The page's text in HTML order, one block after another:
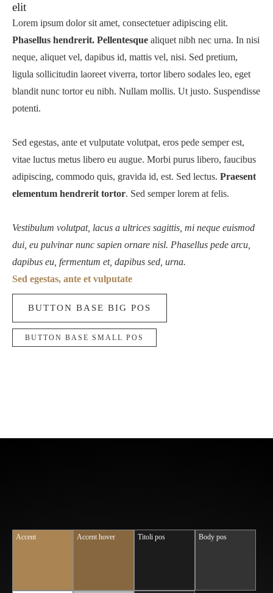
elit
Lorem ipsum dolor sit amet, consectetuer adipiscing elit.
Phasellus hendrerit. Pellentesque aliquet nibh nec urna. In nisi
neque, aliquet vel, dapibus id, mattis vel, nisi. Sed pretium,
ligula sollicitudin laoreet viverra, tortor libero sodales leo, eget
blandit nunc tortor eu nibh. Nullam mollis. Ut justo. Suspendisse
potenti.
Sed egestas, ante et vulputate volutpat, eros pede semper est,
vitae luctus metus libero eu augue. Morbi purus libero, faucibus
adipiscing, commodo quis, gravida id, est. Sed lectus. Praesent
elementum hendrerit tortor. Sed semper lorem at felis.
Vestibulum volutpat, lacus a ultrices sagittis, mi neque euismod
dui, eu pulvinar nunc sapien ornare nisl. Phasellus pede arcu,
dapibus eu, fermentum et, dapibus sed, urna.
Sed egestas, ante et vulputate
BUTTON BASE BIG POS
BUTTON BASE SMALL POS
Accent Accent hover Titoli pos Body pos